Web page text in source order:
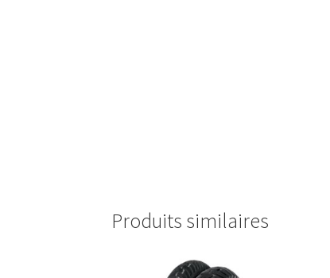
Produits similaires